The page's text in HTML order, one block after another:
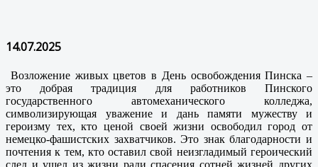
14.07.2025
Возложение живых цветов в День освобождения Пинска –
это добрая традиция для работников Пинского
государственного автомеханического колледжа,
символизирующая уважение и дань памяти мужеству и
героизму тех, кто ценой своей жизни освободил город от
немецко-фашистских захватчиков. Это знак благодарности и
почтения к тем, кто оставил свой неизгладимый героический
след и ушел из жизни ради спасения сотней жизней других